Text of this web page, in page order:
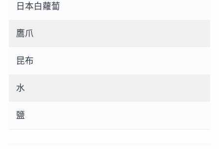
日本白蘿蔔
鷹爪
昆布
水
鹽